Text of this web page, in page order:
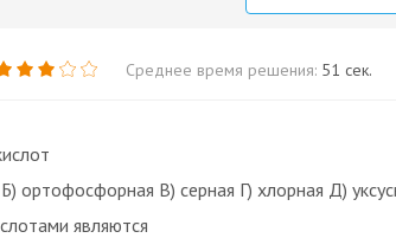
Среднее время решения: 51 сек.
Б) ортофосфорная В) серная Г) хлорная Д)
являются